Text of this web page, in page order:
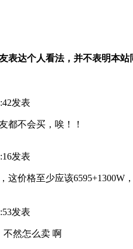
表达个人看法，并不表明本站
发表
都不会买，唉！！
发表
这价格至少应该6595+1300W
发表
不然怎么卖 啊